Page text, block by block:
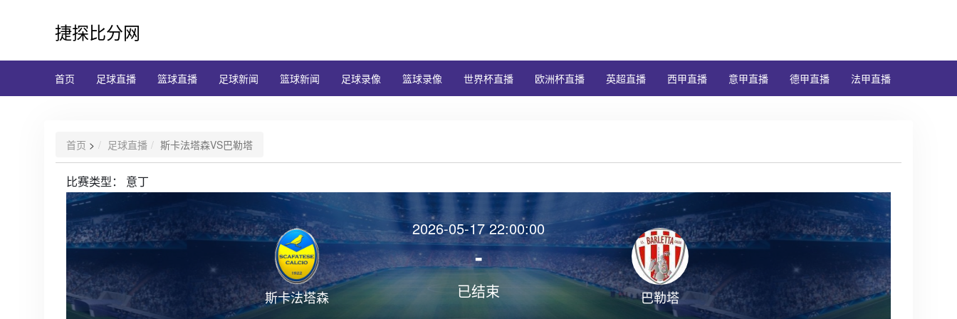
捷探比分网
首页 足球直播 篮球直播 足球新闻 篮球新闻 足球录像 篮球录像 世界杯直播 欧洲杯直播 英超直播 西甲直播 意甲直播 德甲直播 法甲直播
首页 > 足球直播 斯卡法塔森VS巴勒塔
比赛类型： 意丁
斯卡法塔森
2026-05-17 22:00:00
-
已结束 巴勒塔